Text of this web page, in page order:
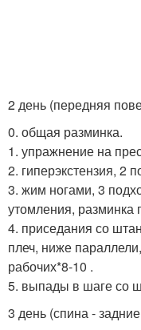
2 день (передняя
0. общая разминка.
1. упражнение на
2. гиперэкстензия, 2
3. жим ногами, 3
утомления, разминка
4. приседания со
плеч, ниже
рабочих*8-10 .
5. выпады в шаге со
3 день (спина -